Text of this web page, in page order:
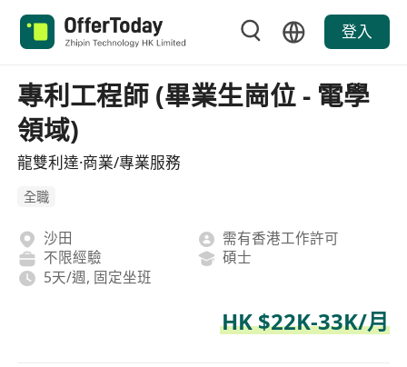
登入
專利工程師 (畢業生崗位 - 電學
領域)
龍雙利達·商業/專業服務
全職
沙田
需有香港工作許可
不限經驗
碩士
5天/週, 固定坐班
HK $22K-33K/月